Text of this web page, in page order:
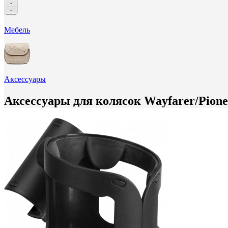
Мебель
Аксессуары
Аксессуары для колясок Wayfarer/